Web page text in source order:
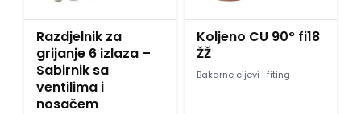
Razdjelnik za
grijanje 6 izlaza –
Sabirnik sa
ventilima i
nosačem
Koljeno CU 90° fi18
ŽŽ
Bakarne cijevi i fiting